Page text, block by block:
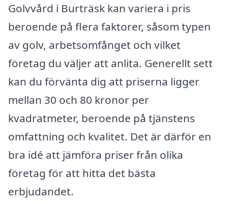
Golvvård i Burträsk kan variera i pris
beroende på flera faktorer, såsom typen
av golv, arbetsomfånget och vilket
företag du väljer att anlita. Generellt sett
kan du förvänta dig att priserna ligger
mellan 30 och 80 kronor per
kvadratmeter, beroende på tjänstens
omfattning och kvalitet. Det är därför en
bra idé att jämföra priser från olika
företag för att hitta det bästa
erbjudandet.